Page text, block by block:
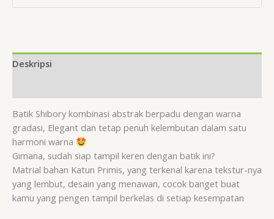
Deskripsi
Batik Shibory kombinasi abstrak berpadu dengan warna
gradasi, Elegant dan tetap penuh kelembutan dalam satu
harmoni warna
Gimana, sudah siap tampil keren dengan batik ini?
Matrial bahan Katun Primis, yang terkenal karena tekstur-nya
yang lembut, desain yang menawan, cocok banget buat
kamu yang pengen tampil berkelas di setiap kesempatan